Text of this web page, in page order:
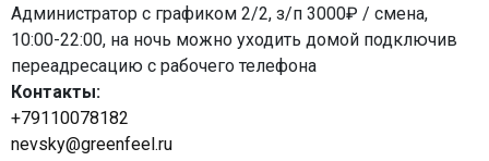
Администратор с графиком 2/2, з/п 3000₽ / смена,
10:00-22:00, на ночь можно уходить домой подключив
переадресацию с рабочего телефона
Контакты:
+79110078182
nevsky@greenfeel.ru